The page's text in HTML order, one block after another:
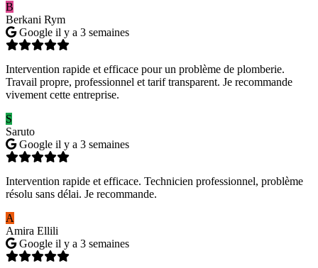
B
Berkani Rym
Google il y a 3 semaines
Intervention rapide et efficace pour un problème de plomberie.
Travail propre, professionnel et tarif transparent. Je recommande
vivement cette entreprise.
S
Saruto
Google il y a 3 semaines
Intervention rapide et efficace. Technicien professionnel, problème
résolu sans délai. Je recommande.
A
Amira Ellili
Google il y a 3 semaines